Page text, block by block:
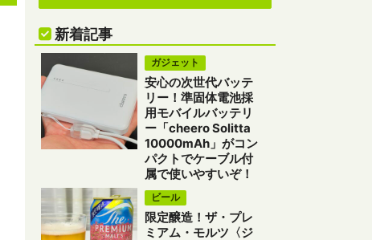
新着記事
ガジェット
安心の次世代バッテ
リー！準固体電池採
用モバイルバッテリ
ー「cheero Solitta
10000mAh」がコン
パクトでケーブル付
属で使いやすいぞ！
ビール
限定醸造！ザ・プレ
ミアム・モルツ〈ジ